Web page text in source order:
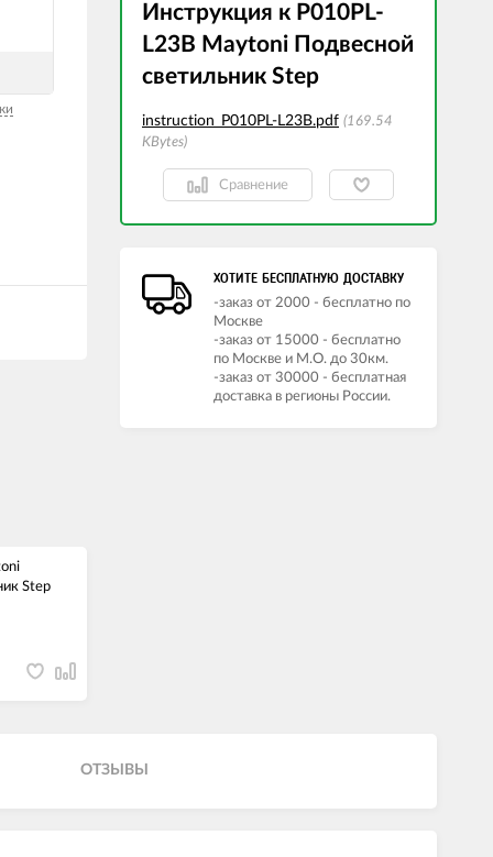
Инструкция к P010PL-
L23B Maytoni Подвесной
светильник Step
instruction_P010PL-L23B.pdf
169.54
KBytes
Сравнение
ХОТИТЕ БЕСПЛАТНУЮ ДОСТАВКУ
-заказ от 2000 - бесплатно по
Москве
-заказ от 15000 - бесплатно
по Москве и М.О. до 30км.
-заказ от 30000 - бесплатная
доставка в регионы России.
Step
ОТЗЫВЫ